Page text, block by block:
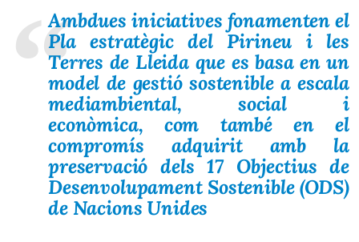
Ambdues iniciatives fonamenten el
Pla estratègic del Pirineu i les
Terres de Lleida que es basa en un
model de gestió sostenible a escala
mediambiental, social i
econòmica, com també en el
compromís adquirit amb la
preservació dels 17 Objectius de
Desenvolupament Sostenible (ODS)
de Nacions Unides